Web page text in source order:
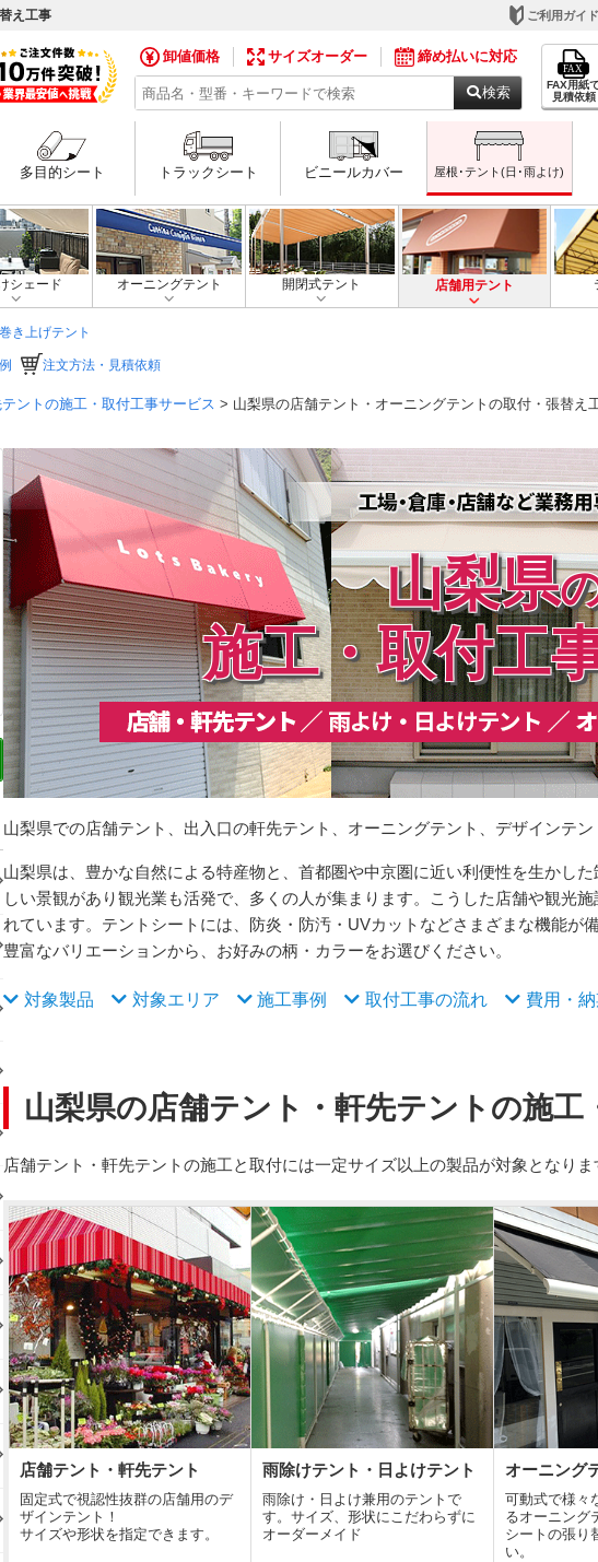
え工事 ご利用ガイド
卸値価格 サイズオーダー 締め払いに対応
検索
FAX用紙
見積依頼
多目的シート トラックシート ビニールカバー 屋根･テント(日･雨よけ)
シェード オーニングテント 開閉式テント 店舗用テント
き上げテント
注文方法・見積依頼
ントの施工・取付工事サービス > 山梨県の店舗テント・オーニングテントの取付・張替え
山梨県
施工・取付工
山梨県での店舗テント、出入口の軒先テント、オーニングテント、デザインテ
山梨県は、豊かな自然による特産物と、首都圏や中京圏に近い利便性を生かし
しい景観があり観光業も活発で、多くの人が集まります。こうした店舗や観光
れています。テントシートには、防炎・防汚・UVカットなどさまざまな機能が
豊富なバリエーションから、お好みの柄・カラーをお選びください。
対象製品 対象エリア 施工事例 取付工事の流れ 費用・納
山梨県の店舗テント・軒先テントの施
店舗テント・軒先テントの施工と取付には一定サイズ以上の製品が対象となり
店舗テント・軒先テント
固定式で視認性抜群の店舗用のデ
ザインテント！
サイズや形状を指定できます。
雨除けテント・日よけテント
雨除け・日よけ兼用のテントで
す。サイズ、形状にこだわらずに
オーダーメイド
オーニング
可動式で様々
るオーニング
シートの張り
い。